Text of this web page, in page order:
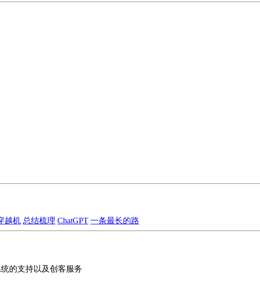
越机 总结梳理 ChatGPT 一条最长的路
的支持以及创客服务